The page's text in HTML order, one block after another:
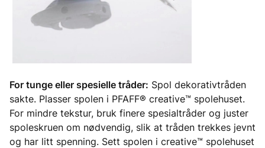
For tunge eller spesielle tråder: Spol dekorativtråden
sakte. Plasser spolen i PFAFF® creative™ spolehuset.
For mindre tekstur, bruk finere spesialtråder og juster
spoleskruen om nødvendig, slik at tråden trekkes jevnt
og har litt spenning. Sett spolen i creative™ spolehuset